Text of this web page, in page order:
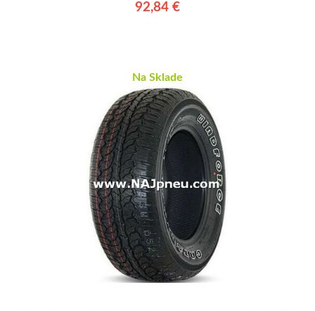
92,84 €
Na Sklade